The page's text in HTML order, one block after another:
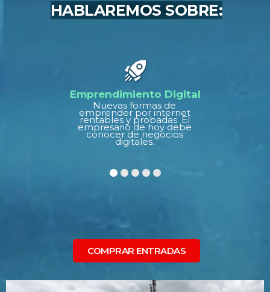
HABLAREMOS SOBRE:
Emprendimiento Digital
Nuevas formas de
emprender por internet
rentables y probadas. El
empresario de hoy debe
conocer de negocios
digitales.
COMPRAR ENTRADAS